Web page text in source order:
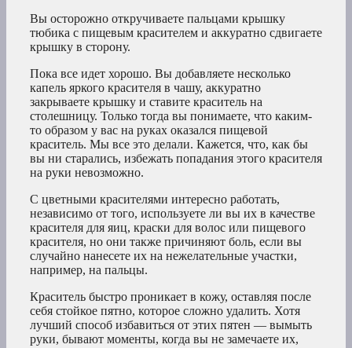
Вы осторожно откручиваете пальцами крышку
тюбика с пищевым красителем и аккуратно сдвигаете
крышку в сторону.
Пока все идет хорошо. Вы добавляете несколько
капель яркого красителя в чашу, аккуратно
закрываете крышку и ставите краситель на
столешницу. Только тогда вы понимаете, что каким-
то образом у вас на руках оказался пищевой
краситель. Мы все это делали. Кажется, что, как бы
вы ни старались, избежать попадания этого красителя
на руки невозможно.
С цветными красителями интересно работать,
независимо от того, используете ли вы их в качестве
красителя для яиц, краски для волос или пищевого
красителя, но они также причиняют боль, если вы
случайно нанесете их на нежелательные участки,
например, на пальцы.
Краситель быстро проникает в кожу, оставляя после
себя стойкое пятно, которое сложно удалить. Хотя
лучший способ избавиться от этих пятен — вымыть
руки, бывают моменты, когда вы не замечаете их,